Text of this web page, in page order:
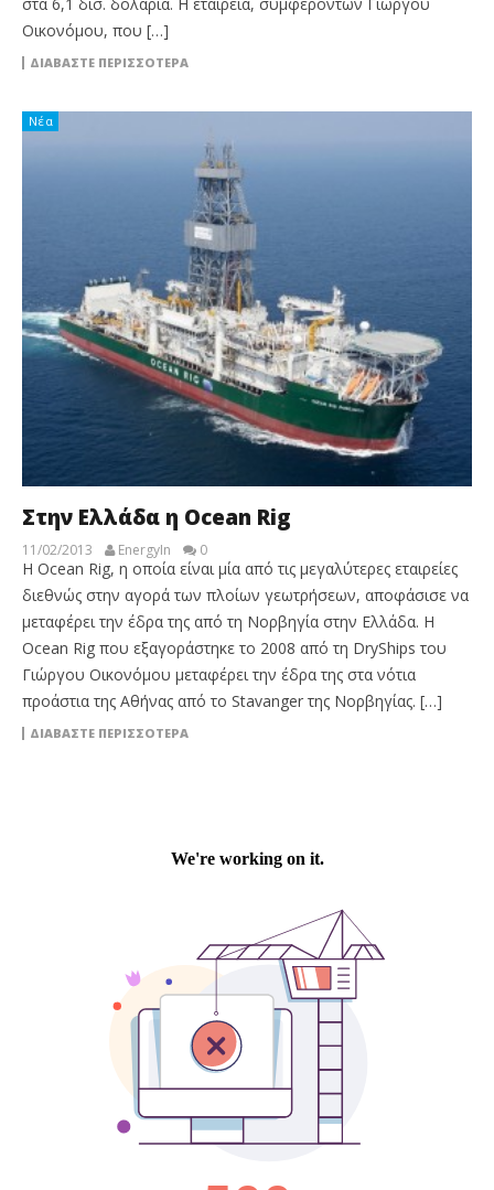
Οικονόμου, που […]
ΔΙΑΒΆΣΤΕ ΠΕΡΙΣΣΌΤΕΡΑ
Νέα
Στην Ελλάδα η Ocean Rig
11/02/2013 EnergyIn 0
H Ocean Rig, η οποία είναι μία από τις μεγαλύτερες εταιρείες
διεθνώς στην αγορά των πλοίων γεωτρήσεων, αποφάσισε να
μεταφέρει την έδρα της από τη Νορβηγία στην Ελλάδα. Η
Ocean Rig που εξαγοράστηκε το 2008 από τη DryShips του
Γιώργου Οικονόμου μεταφέρει την έδρα της στα νότια
προάστια της Αθήνας από το Stavanger της Νορβηγίας. […]
ΔΙΑΒΆΣΤΕ ΠΕΡΙΣΣΌΤΕΡΑ